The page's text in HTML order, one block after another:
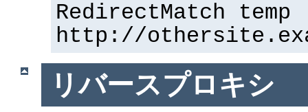
RedirectMatch
http://
リバースプロキシ